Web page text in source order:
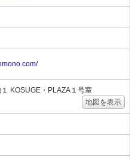
KOSUGE・PLAZA１号室
地図を表示